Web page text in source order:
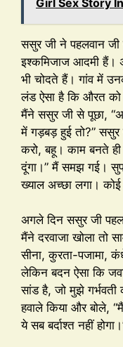
ससुर जी ने पहलवान जी
इश्कमिजाज आदमी हैं।
भी चोदते हैं। गांव में
लंड ऐसा है कि औरत को
मैंने ससुर जी से पूछा,
में गड़बड़ हुई तो?”
करो, बहू। काम बनते
दूंगा।” मैं समझ गई।
ख्याल अच्छा लगा। कोई
अगले दिन ससुर जी
मैंने दरवाजा खोला तो
सीना, कुरता-पजामा,
लेकिन बदन ऐसा कि
सांड है, जो मुझे
हवाले किया और बोले,
ये सब बर्दाश्त नहीं